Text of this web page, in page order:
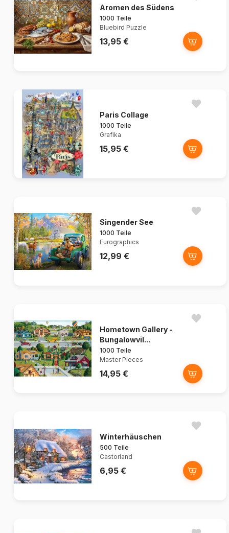
Aromen des Südens
1000 Teile
Bluebird Puzzle
13,95 €
Paris Collage
1000 Teile
Grafika
15,95 €
Singender See
1000 Teile
Eurographics
12,99 €
Hometown Gallery -
Bungalowvil...
1000 Teile
Master Pieces
14,95 €
Winterhäuschen
500 Teile
Castorland
6,95 €